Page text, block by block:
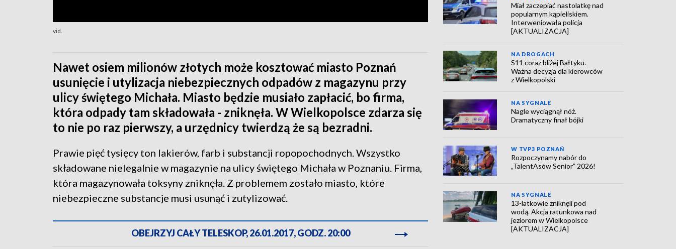
vid.
Nawet osiem milionów złotych może kosztować miasto Poznań
usunięcie i utylizacja niebezpiecznych odpadów z magazynu przy
ulicy świętego Michała. Miasto będzie musiało zapłacić, bo firma,
która odpady tam składowała - zniknęła. W Wielkopolsce zdarza się
to nie po raz pierwszy, a urzędnicy twierdzą że są bezradni.
Prawie pięć tysięcy ton lakierów, farb i substancji ropopochodnych. Wszystko
składowane nielegalnie w magazynie na ulicy świętego Michała w Poznaniu. Firma,
która magazynowała toksyny zniknęła. Z problemem zostało miasto, które
niebezpieczne substancje musi usunąć i zutylizować.
OBEJRZYJ CAŁY TELESKOP, 26.01.2017, GODZ. 20:00
Miał zaczepiać nastolatkę nad
popularnym kąpieliskiem.
Interweniowała policja
[AKTUALIZACJA]
NA DROGACH
S11 coraz bliżej Bałtyku.
Ważna decyzja dla kierowców
z Wielkopolski
NA SYGNALE
Nagle wyciągnął nóż.
Dramatyczny finał bójki
W TVP3 POZNAŃ
Rozpoczynamy nabór do
„TalentAsów Senior” 2026!
NA SYGNALE
13-latkowie zniknęli pod
wodą. Akcja ratunkowa nad
jeziorem w Wielkopolsce
[AKTUALIZACJA]